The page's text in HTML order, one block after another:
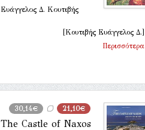
Ευάγγελος Δ. Κουτιβής
[Κουτιβής Ευάγγελος Δ.]
Περισσότερα
30,14€ 21,10€
The Castle of Naxos